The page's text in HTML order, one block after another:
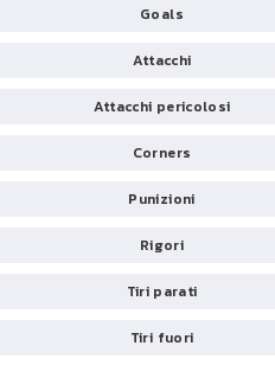
Goals
Attacchi
Attacchi pericolosi
Corners
Punizioni
Rigori
Tiri parati
Tiri fuori